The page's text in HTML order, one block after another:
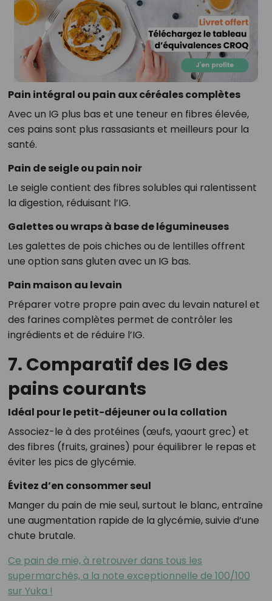
Pain intégral ou pain aux céréales complètes
Avec un IG plus bas et une teneur en fibres élevée,
ces pains sont plus rassasiants et meilleurs pour la
santé.
Pain de seigle ou pain noir
Le seigle contient des fibres solubles qui ralentissent
la digestion, réduisant l’IG.
Galettes ou wraps à base de légumineuses
Les galettes de pois chiches ou de lentilles offrent
une option sans gluten avec un IG bas.
Pain maison au levain
Préparer votre propre pain avec du levain naturel et
des farines complètes permet de contrôler les
ingrédients et de réduire l’IG.
7. Comparatif des IG des
pains courants
Idéal pour le petit-déjeuner ou la collation
Associez-le à des protéines (œufs, yaourt grec) et
des fibres (fruits, graines) pour équilibrer le repas et
éviter les pics de glycémie.
Évitez d’en consommer seul
Manger du pain de mie seul, surtout le blanc, entraîne
une augmentation rapide de la glycémie, suivie d’une
chute brutale.
Ce pain de mie, à retrouver dans tous les
supermarchés, a la note exceptionnelle de 100/100
sur Yuka !